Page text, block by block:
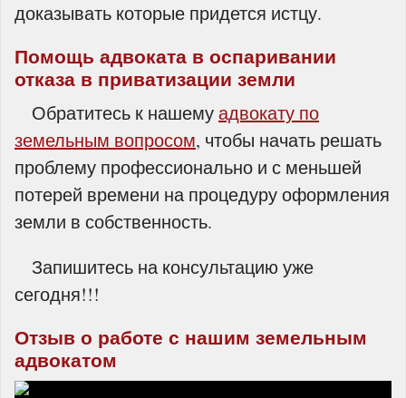
доказывать которые придется истцу.
Помощь адвоката в оспаривании
отказа в приватизации земли
Обратитесь к нашемуадвокату по
земельным вопросом, чтобы начать решать
проблему профессионально и с меньшей
потерей времени на процедуру оформления
земли в собственность.
Запишитесь на консультацию уже
сегодня!!!
Отзыв о работе с нашим земельным
адвокатом